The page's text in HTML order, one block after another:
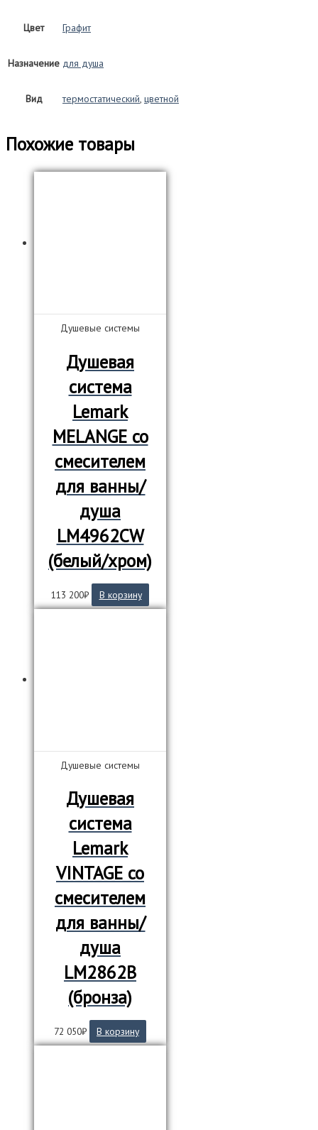
Цвет Графит
Назначение для душа
Вид термостатический, цветной
Похожие товары
Душевые системы
Душевая
система
Lemark
MELANGE со
смесителем
для ванны/
душа
LM4962СW
(белый/хром)
113 200₽ В корзину
Душевые системы
Душевая
система
Lemark
VINTAGE со
смесителем
для ванны/
душа
LM2862B
(бронза)
72 050₽ В корзину